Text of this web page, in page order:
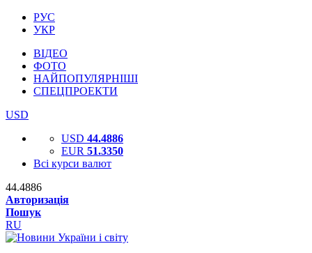
РУС
УКР
ВІДЕО
ФОТО
НАЙПОПУЛЯРНІШІ
СПЕЦПРОЕКТИ
USD
USD 44.4886
EUR 51.3350
Всі курси валют
44.4886
Авторизація
Пошук
RU